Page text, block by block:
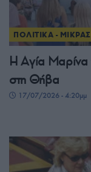
ΠΟΛΙΤΙΚΑ -
Η Αγία Μαρίνα
στη Θήβα
17/07/2026 - 4:20μμ